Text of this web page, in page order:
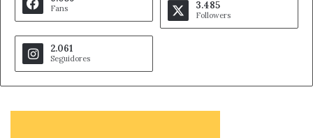
Fans 3.485
Followers
2.061
Seguidores